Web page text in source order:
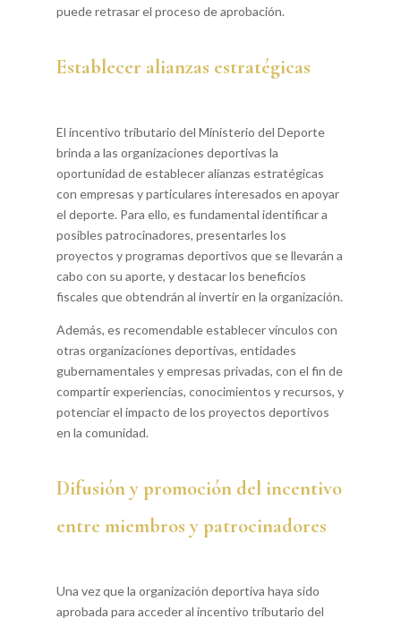
puede retrasar el proceso de aprobación.
Establecer alianzas estratégicas
El incentivo tributario del Ministerio del Deporte
brinda a las organizaciones deportivas la
oportunidad de establecer alianzas estratégicas
con empresas y particulares interesados en apoyar
el deporte. Para ello, es fundamental identificar a
posibles patrocinadores, presentarles los
proyectos y programas deportivos que se llevarán a
cabo con su aporte, y destacar los beneficios
fiscales que obtendrán al invertir en la organización.
Además, es recomendable establecer vínculos con
otras organizaciones deportivas, entidades
gubernamentales y empresas privadas, con el fin de
compartir experiencias, conocimientos y recursos, y
potenciar el impacto de los proyectos deportivos
en la comunidad.
Difusión y promoción del incentivo
entre miembros y patrocinadores
Una vez que la organización deportiva haya sido
aprobada para acceder al incentivo tributario del